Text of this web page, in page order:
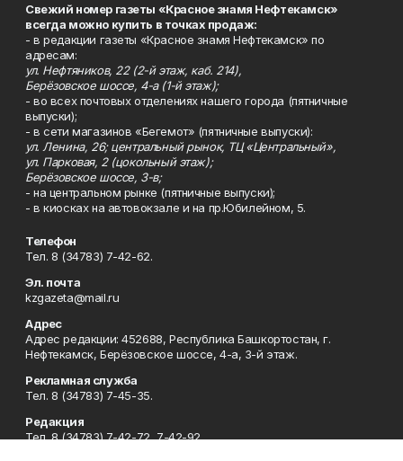
Свежий номер газеты «Красное знамя Нефтекамск»
всегда можно купить в точках продаж:
- в редакции газеты «Красное знамя Нефтекамск» по
адресам:
ул. Нефтяников, 22 (2-й этаж, каб. 214),
Берёзовское шоссе, 4-а (1-й этаж);
- во всех почтовых отделениях нашего города (пятничные
выпуски);
- в сети магазинов «Бегемот» (пятничные выпуски):
ул. Ленина, 26; центральный рынок, ТЦ «Центральный»,
ул. Парковая, 2 (цокольный этаж);
Берёзовское шоссе, 3-в;
- на центральном рынке (пятничные выпуски);
- в киосках на автовокзале и на пр.Юбилейном, 5.
Телефон
Тел. 8 (34783) 7-42-62.
Эл. почта
kzgazeta@mail.ru
Адрес
Адрес редакции: 452688, Республика Башкортостан, г.
Нефтекамск, Берёзовское шоссе, 4-а, 3-й этаж.
Рекламная служба
Тел. 8 (34783) 7-45-35.
Редакция
Тел. 8 (34783) 7-42-72, 7-42-92..